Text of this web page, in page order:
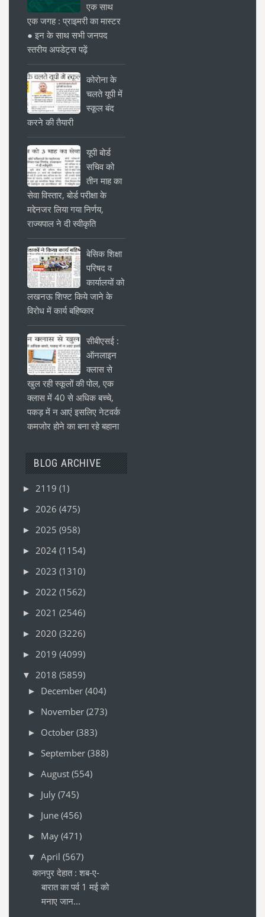
एक साथ
एक जगह : प्राइमरी का मास्टर
● इन के साथ सभी जनपद
स्तरीय अपडेट्स पढ़ें
कोरोना के
चलते यूपी में
स्कूल बंद
करने की तैयारी
यूपी बोर्ड
सचिव को
तीन माह का
सेवा विस्तार, बोर्ड परीक्षा के
मद्देनजर लिया गया निर्णय,
राज्यपाल ने दी स्वीकृति
बेसिक शिक्षा
परिषद व
कार्यालयों को
लखनऊ शिफ्ट किये जाने के
विरोध में कार्य बहिष्कार
सीबीएसई :
ऑनलाइन
क्लास से
खुल रही स्कूलों की पोल, एक
क्लास में 40 से अधिक बच्चे,
पकड़ में न आएं इसलिए नेटवर्क
कमजोर होने का बना रहे बहाना
BLOG ARCHIVE
► 2119 (1)
► 2026 (475)
► 2025 (958)
► 2024 (1154)
► 2023 (1310)
► 2022 (1562)
► 2021 (2546)
► 2020 (3226)
► 2019 (4099)
▼ 2018 (5859)
► December (404)
► November (273)
► October (383)
► September (388)
► August (554)
► July (745)
► June (456)
► May (471)
▼ April (567)
कानपुर देहात : शब-ए-
बारात का पर्व 1 मई को
मनाए जान...